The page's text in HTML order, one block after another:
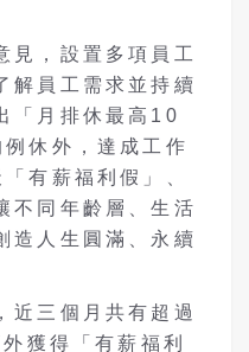
見，設置多項員工
解員工需求並持續
「月排休最高10
休外，達成工作
有薪福利假」、
不同年齡層、生活
造人生圓滿、永續
近三個月共有超過
獲得「有薪福利